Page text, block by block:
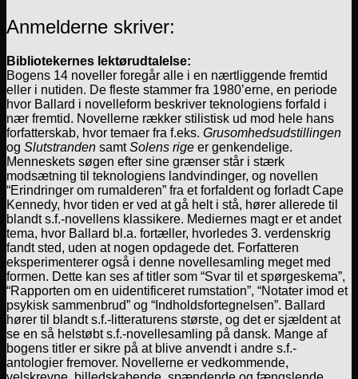
Anmelderne skriver:
Bibliotekernes lektørudtalelse:
Bogens 14 noveller foregår alle i en nærtliggende fremtid
eller i nutiden. De fleste stammer fra 1980’erne, en periode
hvor Ballard i novelleform beskriver teknologiens forfald i
nær fremtid. Novellerne rækker stilistisk ud mod hele hans
forfatterskab, hvor temaer fra f.eks. Grusomhedsudstillingen
og Slutstranden samtSolens rige er genkendelige.
Menneskets søgen efter sine grænser står i stærk
modsætning til teknologiens landvindinger, og novellen
“Erindringer om rumalderen” fra et forfaldent og forladt Cape
Kennedy, hvor tiden er ved at gå helt i stå, hører allerede til
blandt s.f.-novellens klassikere. Mediernes magt er et andet
tema, hvor Ballard bl.a. fortæller, hvorledes 3. verdenskrig
fandt sted, uden at nogen opdagede det. Forfatteren
eksperimenterer også i denne novellesamling meget med
formen. Dette kan ses af titler som “Svar til et spørgeskema”,
“Rapporten om en uidentificeret rumstation”, “Notater imod et
psykisk sammenbrud” og “Indholdsfortegnelsen”. Ballard
hører til blandt s.f.-litteraturens største, og det er sjældent at
se en så helstøbt s.f.-novellesamling på dansk. Mange af
bogens titler er sikre på at blive anvendt i andre s.f.-
antologier fremover. Novellerne er vedkommende,